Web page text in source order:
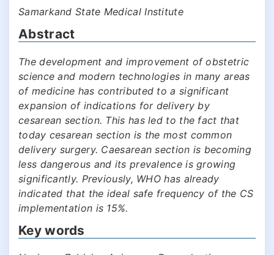
Samarkand State Medical Institute
Abstract
The development and improvement of obstetric
science and modern technologies in many areas
of medicine has contributed to a significant
expansion of indications for delivery by
cesarean section. This has led to the fact that
today cesarean section is the most common
delivery surgery. Caesarean section is becoming
less dangerous and its prevalence is growing
significantly. Previously, WHO has already
indicated that the ideal safe frequency of the CS
implementation is 15%.
Key words